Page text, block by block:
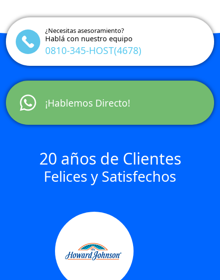
¿Necesitas asesoramiento?
Hablá con nuestro equipo
0810-345-HOST(4678)
¡Hablemos Directo!
20 años de Clientes
Felices y Satisfechos